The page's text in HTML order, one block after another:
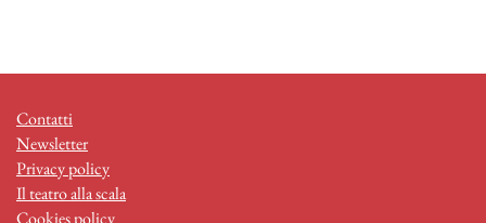
Contatti
Newsletter
Privacy policy
Il teatro alla scala
Cookies policy